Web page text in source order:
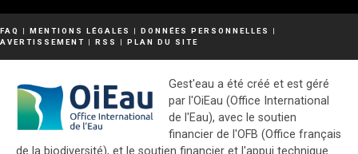
FAQ | MENTIONS LÉGALES | DONNÉES PERSONNELLES
|
AVERTISSEMENT | RSS | PLAN DU SITE
Gest'eau a été créé et est géré
par l'OiEau (Office International
de l'Eau), avec le soutien
financier de l'OFB (Office français
de la biodiversité), et le soutien financier et l'appui technique